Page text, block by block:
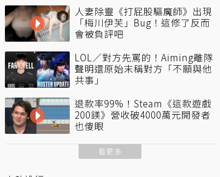
人妻除靈《打屁股驅魔師》出現
「梅川伊芙」Bug！這修了反而
會被負評吧
LOL／對方先罵的！Aiming離隊
聲明還原始末稱對方「不願與他
共事」
退款率99%！Steam《這款遊戲
200鎂》營收破4000萬元開發者
也傻眼
看更多